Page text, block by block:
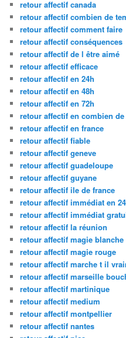
retour affectif canada
retour affectif combien de
retour affectif comment faire
retour affectif conséquences
retour affectif de l être aimé
retour affectif efficace
retour affectif en 24h
retour affectif en 48h
retour affectif en 72h
retour affectif en combien
retour affectif en france
retour affectif fiable
retour affectif geneve
retour affectif guadeloupe
retour affectif guyane
retour affectif ile de france
retour affectif immédiat en
retour affectif immédiat
retour affectif la réunion
retour affectif magie blanche
retour affectif magie rouge
retour affectif marche t il
retour affectif marseille
retour affectif martinique
retour affectif medium
retour affectif montpellier
retour affectif nantes